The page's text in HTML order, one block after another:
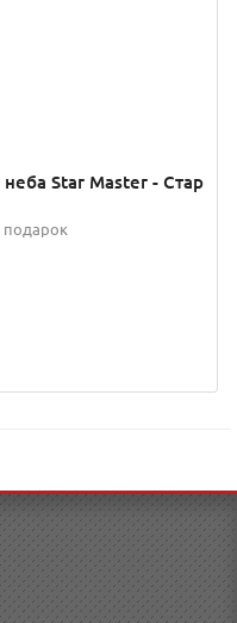
Star Master - Стар
подарок